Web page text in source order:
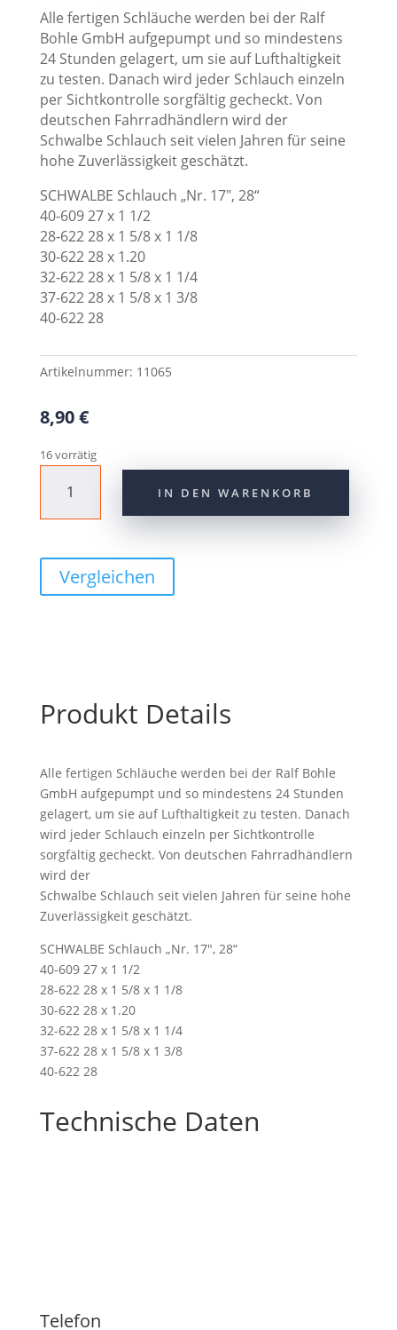
Alle fertigen Schläuche werden bei der Ralf
Bohle GmbH aufgepumpt und so mindestens
24 Stunden gelagert, um sie auf Lufthaltigkeit
zu testen. Danach wird jeder Schlauch einzeln
per Sichtkontrolle sorgfältig gecheckt. Von
deutschen Fahrradhändlern wird der
Schwalbe Schlauch seit vielen Jahren für seine
hohe Zuverlässigkeit geschätzt.
SCHWALBE Schlauch „Nr. 17″, 28“
40-609 27 x 1 1/2
28-622 28 x 1 5/8 x 1 1/8
30-622 28 x 1.20
32-622 28 x 1 5/8 x 1 1/4
37-622 28 x 1 5/8 x 1 3/8
40-622 28
Artikelnummer: 11065
8,90€
16 vorrätig
Schlauch
"Nr.
28"
Menge
IN DEN WARENKORB
Vergleichen
Produkt Details
Alle fertigen Schläuche werden bei der Ralf Bohle
GmbH aufgepumpt und so mindestens 24 Stunden
gelagert, um sie auf Lufthaltigkeit zu testen. Danach
wird jeder Schlauch einzeln per Sichtkontrolle
sorgfältig gecheckt. Von deutschen Fahrradhändlern
wird der
Schwalbe Schlauch seit vielen Jahren für seine hohe
Zuverlässigkeit geschätzt.
SCHWALBE Schlauch „Nr. 17″, 28“
40-609 27 x 1 1/2
28-622 28 x 1 5/8 x 1 1/8
30-622 28 x 1.20
32-622 28 x 1 5/8 x 1 1/4
37-622 28 x 1 5/8 x 1 3/8
40-622 28
Technische Daten
Telefon